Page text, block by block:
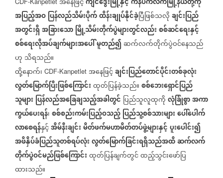
အပြည့်အဝပြန်လည်သိမ်းပိုက်ထိန်းချုပ်နိုင်ခဲ့ပြီဖြစ်သလိုချင်းပြည်
အတွင်းရှိအခြားသောမြို့သိမ်းတိုက်ပွဲများတွင်လည်းစစ်ဆင်ရေးနှင့်
စစ်ရေးလိုအပ်ချက်များအပေါ်မူတည်၍ဆက်လက်တိုက်ပွဲဝင်နေသည်
ဟု သိရသည်။
ထို့နောက်၊ CDF-Kanpetlet အနေဖြင့်ချင်းပြည်တောင်ပိုင်းတစ်ခုလုံး
လွတ်မြောက်ပြီးဖြစ်ကြောင်းထုတ်ပြန်ခဲ့သည်။စစ်ဘေးရှောင်ပြည်
သူများ ပြန်လည်အခြေချသည့်အခါတွင် ပြည်သူလူထုကိုလုံခြုံစွာအကာ
ကွယ်ပေးရန်၊စစ်စည်းကမ်းပြည့်ဝသည့်ပြည်သူ့စစ်သားများပေါ်ပေါက်
လာစေရန်နှင့်အိမ်နီးချင်းမိတ်ဖက်မဟာမိတ်တပ်ဖွဲ့များနှင့်ပူးပေါင်း၍
အဖိနှိပ်ခံပြည်သူတစ်ရပ်လုံးလွတ်မြောက်ခြင်းရရှိသည်အထိဆက်လက်
တိုက်ပွဲဝင်မည်ဖြစ်ကြောင်းထုတ်ပြန်ချက်တွင်ထည့်သွင်းဖော်ပြ
ထားသည်။